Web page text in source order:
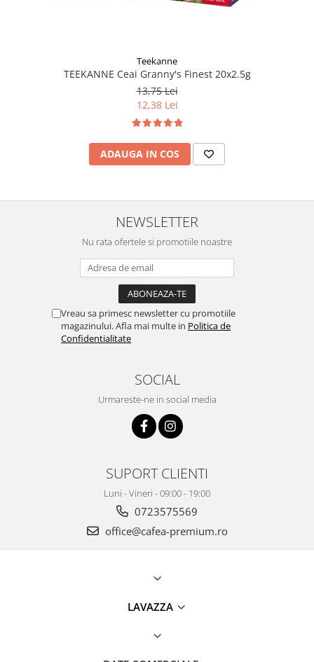
Teekanne
TEEKANNE Ceai Granny's Finest 20x2.5g
13,75 Lei
12,38 Lei
ADAUGA IN COS
NEWSLETTER
Nu rata ofertele si promotiile noastre
Vreau sa primesc newsletter cu promotiile
magazinului. Afla mai multe in Politica de
Confidentialitate
SOCIAL
Urmareste-ne in social media
SUPORT CLIENTI
Luni - Vineri - 09:00 - 19:00
0723575569
office@cafea-premium.ro
LAVAZZA